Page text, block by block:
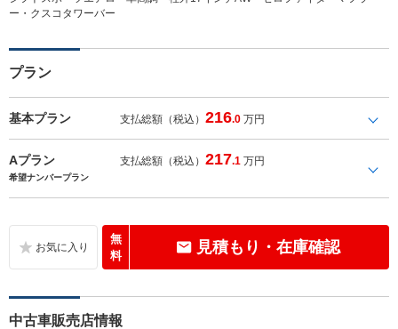
ー・クスコタワーバー
プラン
基本プラン 支払総額（税込）216.0 万円
Aプラン 支払総額（税込）217.1 万円
希望ナンバープラン
無
料
見積もり・在庫確認
中古車販売店情報